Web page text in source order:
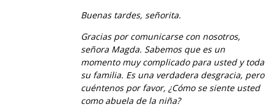
Buenas tardes, señorita.
Gracias por comunicarse con nosotros,
señora Magda. Sabemos que es un
momento muy complicado para usted y toda
su familia. Es una verdadera desgracia, pero
cuéntenos por favor, ¿Cómo se siente usted
como abuela de la niña?